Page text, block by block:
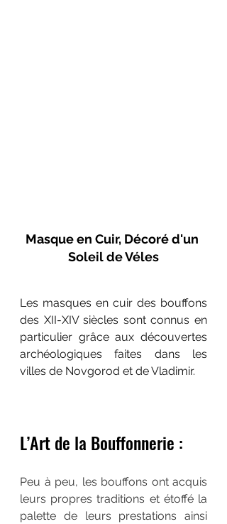
Masque en Cuir, Décoré d'un
Soleil de Véles
Les masques en cuir des bouffons
des XII-XIV siècles sont connus en
particulier grâce aux découvertes
archéologiques faites dans les
villes de Novgorod et de Vladimir.
L’Art de la Bouffonnerie :
Peu à peu, les bouffons ont acquis
leurs propres traditions et étoffé la
palette de leurs prestations ainsi